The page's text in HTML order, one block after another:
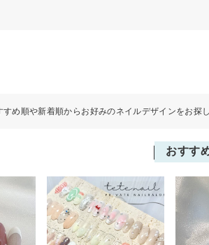
すめ順や新着順からお好みのネイルデザインをお探
おすす